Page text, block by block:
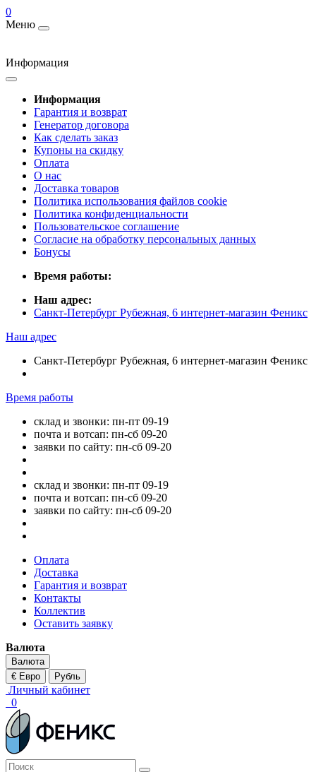
0
Меню
Информация
Информация
Гарантия и возврат
Генератор договора
Как сделать заказ
Купоны на скидку
Оплата
О нас
Доставка товаров
Политика использования файлов cookie
Политика конфиденциальности
Пользовательское соглашение
Согласие на обработку персональных данных
Бонусы
Время работы:
Наш адрес:
Санкт-Петербург Рубежная, 6 интернет-магазин Феникс
Наш адрес
Санкт-Петербург Рубежная, 6 интернет-магазин Феникс
Время работы
склад и звонки: пн-пт 09-19
почта и вотсап: пн-сб 09-20
заявки по сайту: пн-сб 09-20
склад и звонки: пн-пт 09-19
почта и вотсап: пн-сб 09-20
заявки по сайту: пн-сб 09-20
Оплата
Доставка
Гарантия и возврат
Контакты
Коллектив
Оставить заявку
Валюта
Валюта
€ Евро
Рубль
Личный кабинет
0